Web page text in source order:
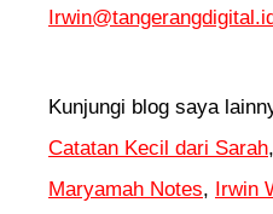
Kunjungi blog saya
Catatan Kecil dari Sarah,
Maryamah Notes, Irwin